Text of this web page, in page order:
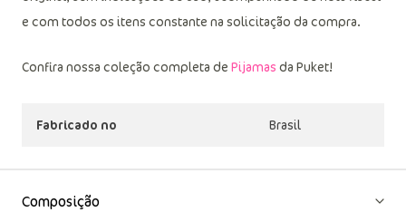
e com todos os itens constante na solicitação da compra.
Confira nossa coleção completa de Pijamas da Puket!
Fabricado no Brasil
Composição